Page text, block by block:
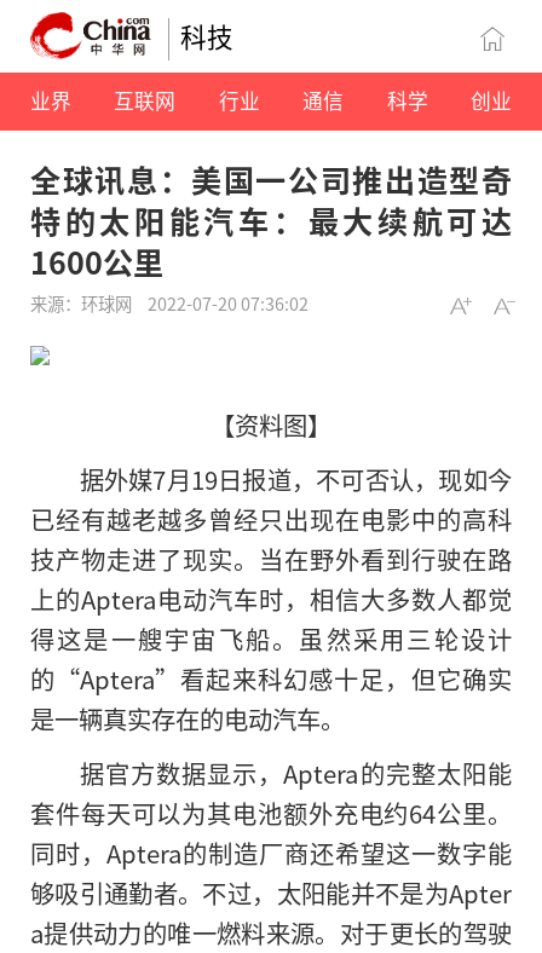
科技
业界 互联网 行业 通信 科学 创业
全球讯息：美国一公司推出造型奇
特的太阳能汽车：最大续航可达
1600公里
来源：环球网 2022-07-20 07:36:02
【资料图】
据外媒7月19日报道，不可否认，现如今
已经有越老越多曾经只出现在电影中的高科
技产物走进了现实。当在野外看到行驶在路
上的Aptera电动汽车时，相信大多数人都觉
得这是一艘宇宙飞船。虽然采用三轮设计
的“Aptera”看起来科幻感十足，但它确实
是一辆真实存在的电动汽车。
据官方数据显示，Aptera的完整太阳能
套件每天可以为其电池额外充电约64公里。
同时，Aptera的制造厂商还希望这一数字能
够吸引通勤者。不过，太阳能并不是为Apter
a提供动力的唯一燃料来源。对于更长的驾驶